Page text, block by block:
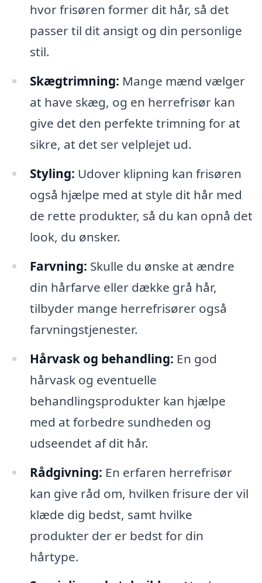
hvor frisøren former dit hår, så det
passer til dit ansigt og din personlige
stil.
Skægtrimning: Mange mænd vælger
at have skæg, og en herrefrisør kan
give det den perfekte trimning for at
sikre, at det ser velplejet ud.
Styling: Udover klipning kan frisøren
også hjælpe med at style dit hår med
de rette produkter, så du kan opnå det
look, du ønsker.
Farvning: Skulle du ønske at ændre
din hårfarve eller dække grå hår,
tilbyder mange herrefrisører også
farvningstjenester.
Hårvask og behandling: En god
hårvask og eventuelle
behandlingsprodukter kan hjælpe
med at forbedre sundheden og
udseendet af dit hår.
Rådgivning: En erfaren herrefrisør
kan give råd om, hvilken frisure der vil
klæde dig bedst, samt hvilke
produkter der er bedst for din
hårtype.